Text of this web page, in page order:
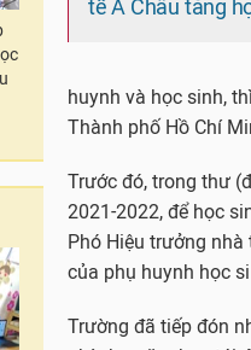
2021-2022, để học
Phó Hiệu trưởng
Trường đã tiếp đón
chất lượng của
Chính vì vậy, để
huynh này được
sinh tiếp tục học